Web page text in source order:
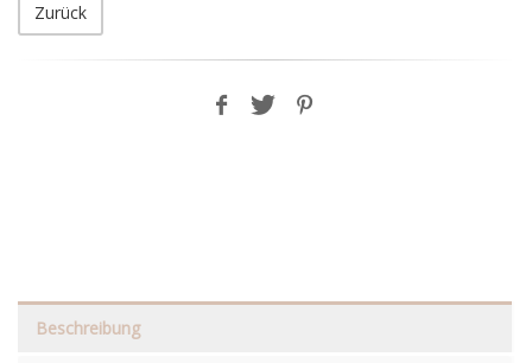
Zurück
Beschreibung